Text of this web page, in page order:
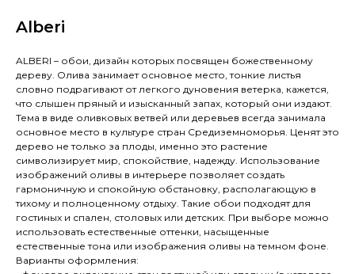
Alberi
ALBERI – обои, дизайн которых посвящен божественному
дереву. Олива занимает основное место, тонкие листья
словно подрагивают от легкого дуновения ветерка, кажется,
что слышен пряный и изысканный запах, который они издают.
Тема в виде оливковых ветвей или деревьев всегда занимала
основное место в культуре стран Средиземноморья. Ценят это
дерево не только за плоды, именно это растение
символизирует мир, спокойствие, надежду. Использование
изображений оливы в интерьере позволяет создать
гармоничную и спокойную обстановку, располагающую в
тихому и полноценному отдыху. Такие обои подходят для
гостиных и спален, столовых или детских. При выборе можно
использовать естественные оттенки, насыщенные
естественные тона или изображения оливы на темном фоне.
Варианты оформления: